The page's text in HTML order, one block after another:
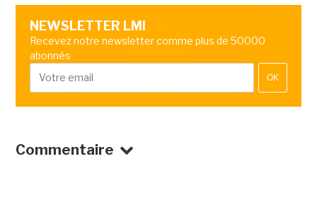
NEWSLETTER LMI
Recevez notre newsletter comme plus de 50000
abonnés
OK
Commentaire